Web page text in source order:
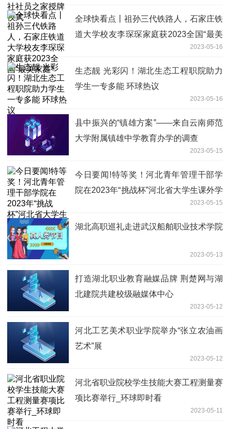
全球快看点丨祖孙三代铁路人，石家庄铁
道大学校友李琛琛家庭获2023全国“最美
2023-05-16
生态靓 光彩闪！湖北生态工程职院助力
学生一专多能 环球热议
2023-05-16
县中振兴的“镇雄方案”——来自云南师范
大学附属镇雄中学教育办学的调查
2023-05-15
今日要闻!特等奖！河北青年管理干部学
院在2023年“挑战杯”河北省大学生课外学
2023-05-15
湖北高职巡礼走进武汉船舶职业技术学院
2023-05-13
打造湖北职业教育融媒品牌 荆楚网与湖
北建院共建校级融媒体中心
2023-05-12
河北工艺美术职业学院举办“张立农油画
艺术”展
2023-05-12
河北省职业院校学生技能大赛工程测量赛
项比赛举行_环球即时看
2023-05-11